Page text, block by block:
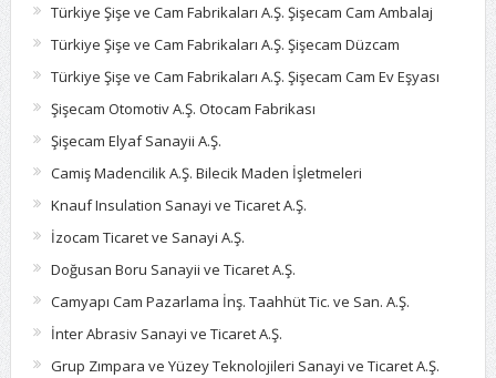
Türkiye Şişe ve Cam Fabrikaları A.Ş. Şişecam Cam Ambalaj
Türkiye Şişe ve Cam Fabrikaları A.Ş. Şişecam Düzcam
Türkiye Şişe ve Cam Fabrikaları A.Ş. Şişecam Cam Ev Eşyası
Şişecam Otomotiv A.Ş. Otocam Fabrikası
Şişecam Elyaf Sanayii A.Ş.
Camiş Madencilik A.Ş. Bilecik Maden İşletmeleri
Knauf Insulation Sanayi ve Ticaret A.Ş.
İzocam Ticaret ve Sanayi A.Ş.
Doğusan Boru Sanayii ve Ticaret A.Ş.
Camyapı Cam Pazarlama İnş. Taahhüt Tic. ve San. A.Ş.
İnter Abrasiv Sanayi ve Ticaret A.Ş.
Grup Zımpara ve Yüzey Teknolojileri Sanayi ve Ticaret A.Ş.